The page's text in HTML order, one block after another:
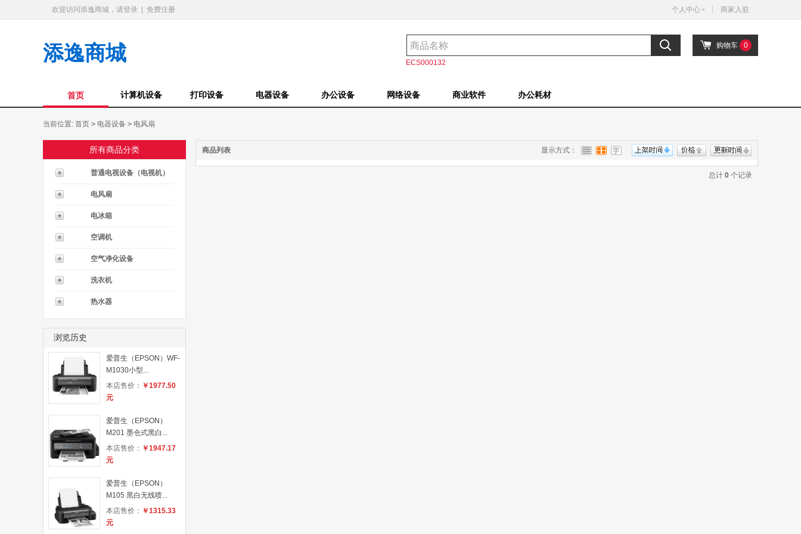
欢迎访问添逸商城，请登录 免费注册 个人中心 商家入驻
添逸商城 购物车 0
ECS000132
首页 计算机设备 打印设备 电器设备 办公设备 网络设备 商业软件 办公耗材
当前位置: 首页 > 电器设备 > 电风扇
所有商品分类
普通电视设备（电视机）
电风扇
电冰箱
空调机
空气净化设备
洗衣机
热水器
浏览历史
爱普生（EPSON）WF-
M1030小型...
本店售价： ￥1977.50
元
爱普生（EPSON）
M201 墨仓式黑白...
本店售价： ￥1947.17
元
爱普生（EPSON）
M105 黑白无线喷...
本店售价： ￥1315.33
元
商品列表 显示方式：
总计 0 个记录